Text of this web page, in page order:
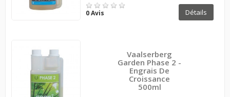
0 Avis Détails
Vaalserberg
Garden Phase 2 -
Engrais De
Croissance
500ml